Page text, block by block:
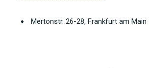
Mertonstr. 26-28, Frankfurt am Main